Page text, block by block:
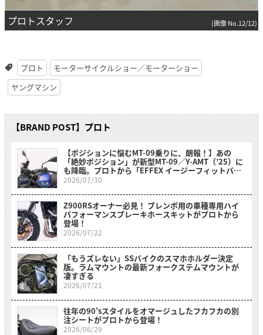
プロトスタッフ (画像 No.12/12)
プロト
モーターサイクルショー／モーターショー
ヤングマシン
【BRAND POST】プロト
【ポジションに悩むMT-09乗りに、朗報！】あの
「絶妙ポジション」が新型MT-09／Y-AMT（’25）に
も降臨。プロトから「EFFEX イージーフィットバー
プラス」が新登場
2026/07/30
Z900RSオーナー必見！ ブレンボ用の車種専用ハイ
パフォーマンスブレーキホースキットがプロトから
登場！
2026/07/22
「もうズレない」SSバイクのスマホホルダー決定
版。ラムマウントの最新フォークステムマウントが
凄すぎる
2026/07/21
往年の90’sスタイルをオマージュしたフカフカの別
注シートがプロトから登場！
2026/06/29